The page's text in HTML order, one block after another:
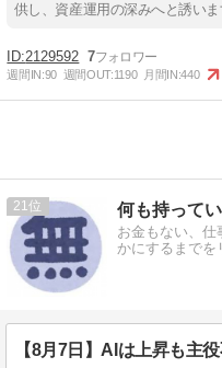
供し、資産運用の深みへと誘いま
2129592 7
週間IN:90 週間OUT:1190 月間IN:440
21
お金もない、仕
かにするまでを